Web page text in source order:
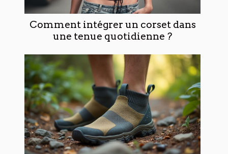
Comment intégrer un corset dans
une tenue quotidienne ?